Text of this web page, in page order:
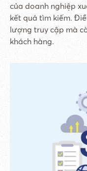
của doanh nghiệp
kết quả tìm kiếm.
lượng truy cập mà
khách hàng.